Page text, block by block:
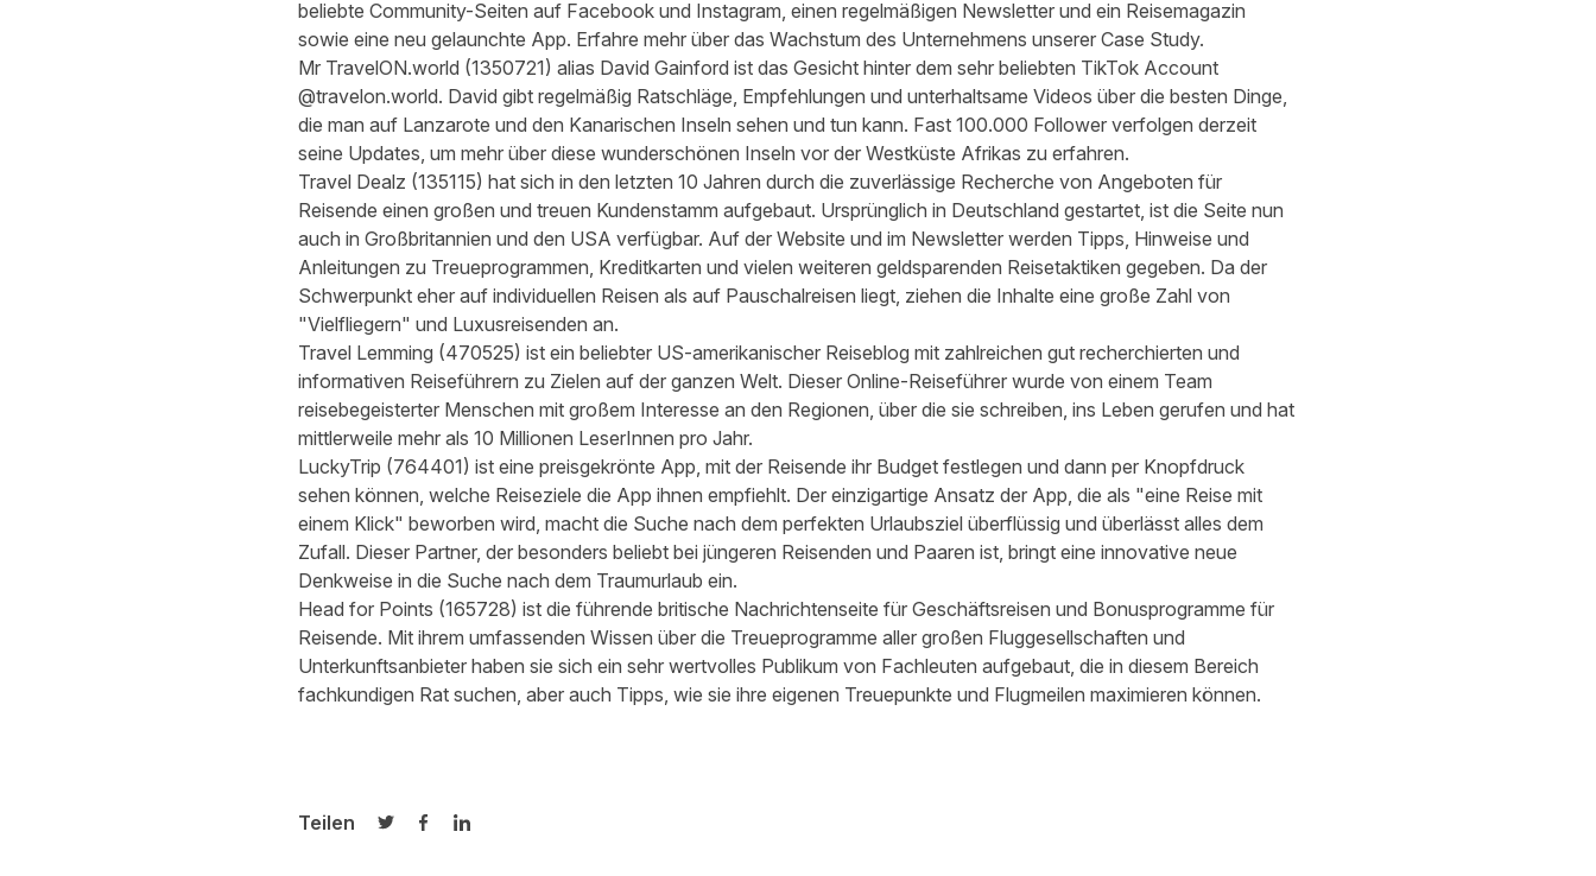
beliebte Community-Seiten auf Facebook und Instagram, einen regelmäßigen Newsletter und ein Reisemagazin
sowie eine neu gelaunchte App. Erfahre mehr über das Wachstum des Unternehmens unserer Case Study.
Mr TravelON.world (1350721) alias David Gainford ist das Gesicht hinter dem sehr beliebten TikTok Account
@travelon.world. David gibt regelmäßig Ratschläge, Empfehlungen und unterhaltsame Videos über die besten Dinge,
die man auf Lanzarote und den Kanarischen Inseln sehen und tun kann. Fast 100.000 Follower verfolgen derzeit
seine Updates, um mehr über diese wunderschönen Inseln vor der Westküste Afrikas zu erfahren.
Travel Dealz (135115) hat sich in den letzten 10 Jahren durch die zuverlässige Recherche von Angeboten für
Reisende einen großen und treuen Kundenstamm aufgebaut. Ursprünglich in Deutschland gestartet, ist die Seite nun
auch in Großbritannien und den USA verfügbar. Auf der Website und im Newsletter werden Tipps, Hinweise und
Anleitungen zu Treueprogrammen, Kreditkarten und vielen weiteren geldsparenden Reisetaktiken gegeben. Da der
Schwerpunkt eher auf individuellen Reisen als auf Pauschalreisen liegt, ziehen die Inhalte eine große Zahl von
"Vielfliegern" und Luxusreisenden an.
Travel Lemming (470525) ist ein beliebter US-amerikanischer Reiseblog mit zahlreichen gut recherchierten und
informativen Reiseführern zu Zielen auf der ganzen Welt. Dieser Online-Reiseführer wurde von einem Team
reisebegeisterter Menschen mit großem Interesse an den Regionen, über die sie schreiben, ins Leben gerufen und hat
mittlerweile mehr als 10 Millionen LeserInnen pro Jahr.
LuckyTrip (764401) ist eine preisgekrönte App, mit der Reisende ihr Budget festlegen und dann per Knopfdruck
sehen können, welche Reiseziele die App ihnen empfiehlt. Der einzigartige Ansatz der App, die als "eine Reise mit
einem Klick" beworben wird, macht die Suche nach dem perfekten Urlaubsziel überflüssig und überlässt alles dem
Zufall. Dieser Partner, der besonders beliebt bei jüngeren Reisenden und Paaren ist, bringt eine innovative neue
Denkweise in die Suche nach dem Traumurlaub ein.
Head for Points (165728) ist die führende britische Nachrichtenseite für Geschäftsreisen und Bonusprogramme für
Reisende. Mit ihrem umfassenden Wissen über die Treueprogramme aller großen Fluggesellschaften und
Unterkunftsanbieter haben sie sich ein sehr wertvolles Publikum von Fachleuten aufgebaut, die in diesem Bereich
fachkundigen Rat suchen, aber auch Tipps, wie sie ihre eigenen Treuepunkte und Flugmeilen maximieren können.
Teilen
Auf Twitter teilen
Auf Facebook teilen
Auf LinkedIn teilen